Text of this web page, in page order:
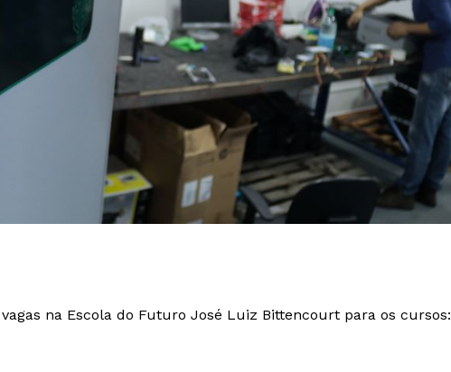
na Escola do Futuro José Luiz Bittencourt para os cursos: